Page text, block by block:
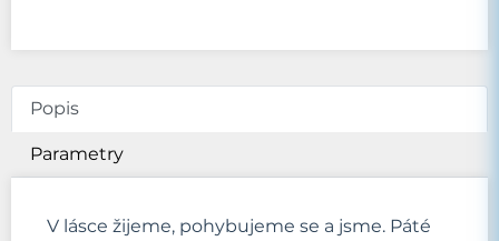
Popis
Parametry
V lásce žijeme, pohybujeme se a jsme. Páté